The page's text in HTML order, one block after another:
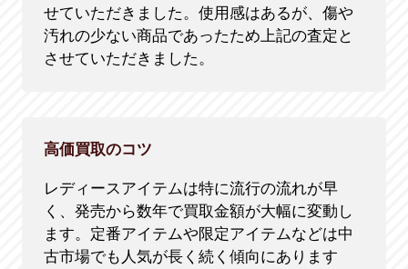
せていただきました。使用感はあるが、傷や
汚れの少ない商品であったため上記の査定と
させていただきました。
高価買取のコツ
レディースアイテムは特に流行の流れが早
く、発売から数年で買取金額が大幅に変動し
ます。定番アイテムや限定アイテムなどは中
古市場でも人気が長く続く傾向にあります